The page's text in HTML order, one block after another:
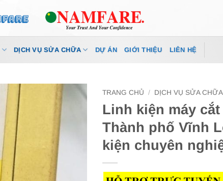
DỊCH VỤ SỬA CHỮA DỰ ÁN GIỚI THIỆU LIÊN HỆ
TRANG CHỦ / DỊCH VỤ SỬA CHỮA
Linh kiện máy
Thành phố Vĩnh
kiện chuyên